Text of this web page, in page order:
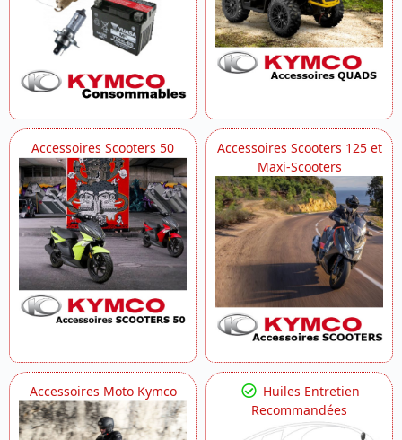
Accessoires Scooters 50
Accessoires Scooters 125 et
Maxi-Scooters
Accessoires Moto Kymco
Huiles Entretien
Recommandées